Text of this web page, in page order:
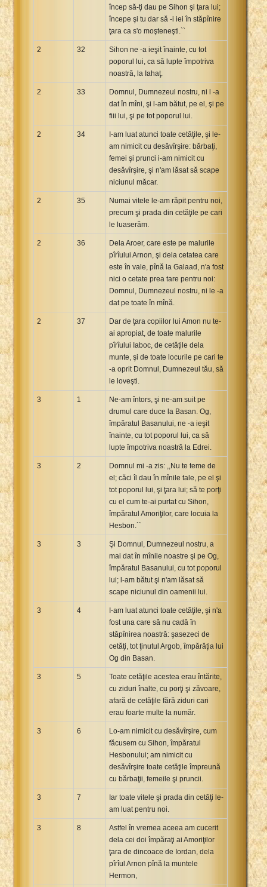
încep să-ţi dau pe Sihon şi ţara lui;
începe şi tu dar să -i iei în stăpînire
ţara ca s'o moşteneşti.``
2 32
Sihon ne -a ieşit înainte, cu tot
poporul lui, ca să lupte împotriva
noastră, la Iahaţ.
2 33
Domnul, Dumnezeul nostru, ni l -a
dat în mîni, şi l-am bătut, pe el, şi pe
fiii lui, şi pe tot poporul lui.
2 34
I-am luat atunci toate cetăţile, şi le-
am nimicit cu desăvîrşire: bărbaţi,
femei şi prunci i-am nimicit cu
desăvîrşire, şi n'am lăsat să scape
niciunul măcar.
2 35
Numai vitele le-am răpit pentru noi,
precum şi prada din cetăţile pe cari
le luaserăm.
2 36
Dela Aroer, care este pe malurile
pîrîului Arnon, şi dela cetatea care
este în vale, pînă la Galaad, n'a fost
nici o cetate prea tare pentru noi:
Domnul, Dumnezeul nostru, ni le -a
dat pe toate în mînă.
2 37
Dar de ţara copiilor lui Amon nu te-
ai apropiat, de toate malurile
pîrîului Iaboc, de cetăţile dela
munte, şi de toate locurile pe cari te
-a oprit Domnul, Dumnezeul tău, să
le loveşti.
3 1
Ne-am întors, şi ne-am suit pe
drumul care duce la Basan. Og,
împăratul Basanului, ne -a ieşit
înainte, cu tot poporul lui, ca să
lupte împotriva noastră la Edrei.
3 2
Domnul mi -a zis: ,,Nu te teme de
el; căci îl dau în mînile tale, pe el şi
tot poporul lui, şi ţara lui; să te porţi
cu el cum te-ai purtat cu Sihon,
împăratul Amoriţilor, care locuia la
Hesbon.``
3 3
Şi Domnul, Dumnezeul nostru, a
mai dat în mînile noastre şi pe Og,
împăratul Basanului, cu tot poporul
lui; l-am bătut şi n'am lăsat să
scape niciunul din oamenii lui.
3 4
I-am luat atunci toate cetăţile, şi n'a
fost una care să nu cadă în
stăpînirea noastră: şasezeci de
cetăţi, tot ţinutul Argob, împărăţia lui
Og din Basan.
3 5
Toate cetăţile acestea erau întărite,
cu ziduri înalte, cu porţi şi zăvoare,
afară de cetăţile fără ziduri cari
erau foarte multe la număr.
3 6
Lo-am nimicit cu desăvîrşire, cum
făcusem cu Sihon, împăratul
Hesbonului; am nimicit cu
desăvîrşire toate cetăţile împreună
cu bărbaţii, femeile şi pruncii.
3 7
Iar toate vitele şi prada din cetăţi le-
am luat pentru noi.
3 8
Astfel în vremea aceea am cucerit
dela cei doi împăraţi ai Amoriţilor
ţara de dincoace de Iordan, dela
pîrîul Arnon pînă la muntele
Hermon,